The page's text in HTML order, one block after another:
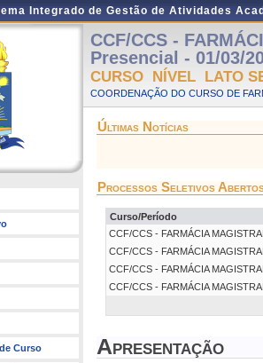
Integrado de Gestão de Atividades
Curso
CCF/CCS -
Presencial - 01/03/
CURSO NÍVEL LATO
COORDENAÇÃO DO CURSO DE
Últimas Notícias
Processos Seletivos
Curso/Período
CCF/CCS - FARMÁCIA
CCF/CCS - FARMÁCIA
CCF/CCS - FARMÁCIA
CCF/CCS - FARMÁCIA
Apresentação